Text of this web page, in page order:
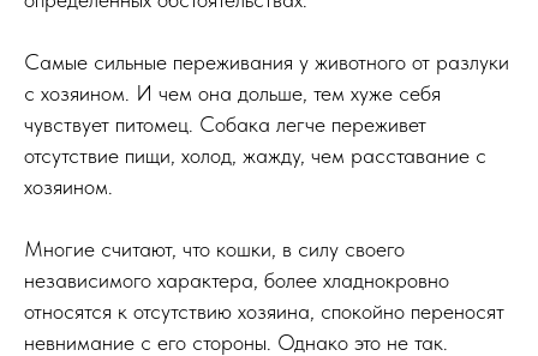
Самые сильные переживания у животного от разлуки
с хозяином. И чем она дольше, тем хуже себя
чувствует питомец. Собака легче переживет
отсутствие пищи, холод, жажду, чем расставание с
хозяином.
Многие считают, что кошки, в силу своего
независимого характера, более хладнокровно
относятся к отсутствию хозяина, спокойно переносят
невнимание с его стороны. Однако это не так.